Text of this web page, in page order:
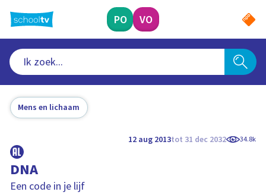
naar
hoofdinhoud
PO VO
Mens en lichaam
12 aug 2013tot 31 dec 2032 34.8k
DNA
Een code in je lijf